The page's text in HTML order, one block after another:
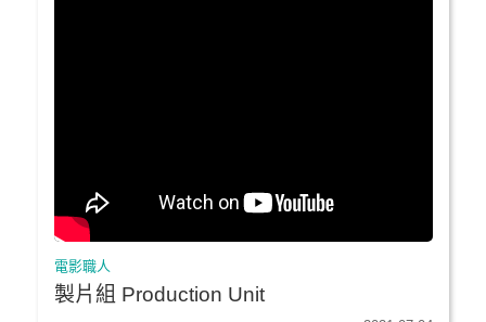
電影職人
製片組 Production Unit